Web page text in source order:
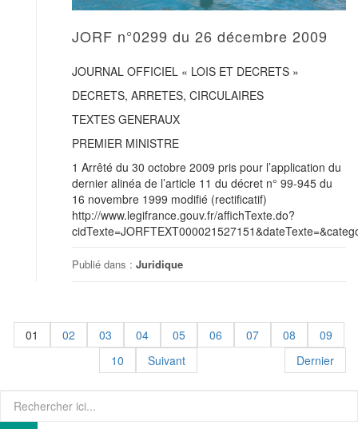
JORF n°0299 du 26 décembre 2009
JOURNAL OFFICIEL « LOIS ET DECRETS »
DECRETS, ARRETES, CIRCULAIRES
TEXTES GENERAUX
PREMIER MINISTRE
1 Arrêté du 30 octobre 2009 pris pour l’application du
dernier alinéa de l’article 11 du décret n° 99-945 du
16 novembre 1999 modifié (rectificatif)
http://www.legifrance.gouv.fr/affichTexte.do?
Publié dans : Juridique
01 02 03 04 05 06 07 08
09
10
Suivant Dernier
pour